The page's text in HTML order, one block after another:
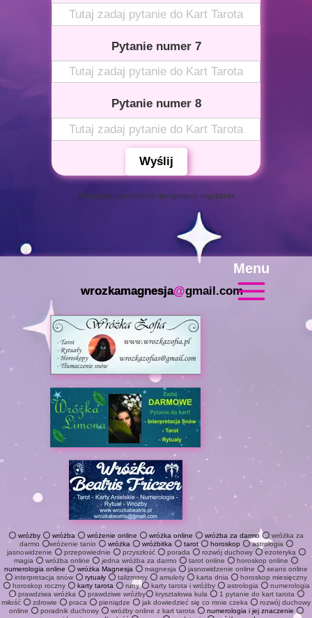
*Wysyłając wiadomość akceptujesz regulamin.
Pytanie numer 7
Pytanie numer 8
Wyślij
Menu
⭕ wróżby ⭕ wróżba ⭕ wróżenie online ⭕ wróżka online ⭕ wróżba za darmo ⭕ wróżka za
darmo ⭕wróżenie tanio ⭕wróżka ⭕ wróżbitka ⭕ tarot ⭕horoskop⭕ astrologia ⭕
jasnowidzenie ⭕ przepowiednie ⭕ przyszłość ⭕ porada ⭕ rozwój duchowy ⭕ ezoteryka ⭕
magia ⭕ wróżba online ⭕ jedna wróżba za darmo ⭕ tarot online ⭕ horoskop online ⭕
numerologia online ⭕ wróżka Magnesja ⭕ magnesja ⭕ jasnowidzenie online ⭕ seans online
⭕ interpretacja snów ⭕ rytuały ⭕ talizmany ⭕ amulety ⭕ karta dnia ⭕ horoskop miesięczny
⭕ horoskop roczny ⭕karty tarota ⭕ runy ⭕ karty tarota i wróżby ⭕ astrologia ⭕ numerologia
⭕ prawdziwa wróżka ⭕ prawdziwe wróżby⭕ kryształowa kula ⭕ 1 pytanie do kart tarota ⭕
miłość ⭕ zdrowie ⭕ praca ⭕ pieniądze ⭕ jak dowiedzieć się co mnie czeka ⭕ rozwój duchowy
online ⭕ poradnik duchowy ⭕ wróżby online z kart tarota ⭕ numerologia i jej znaczenie ⭕
wrozkamagnesja@gmail.com